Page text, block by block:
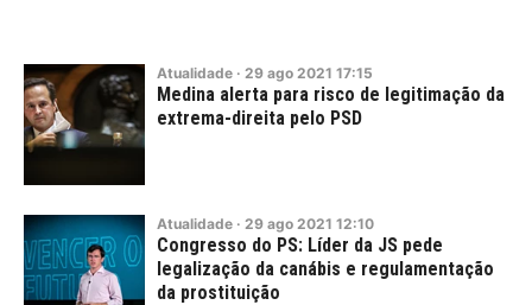
Atualidade · 29 ago 2021 17:15
Medina alerta para risco de legitimação da
extrema-direita pelo PSD
Atualidade · 29 ago 2021 12:10
Congresso do PS: Líder da JS pede
legalização da canábis e regulamentação
da prostituição